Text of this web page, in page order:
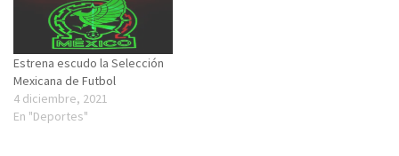
Estrena escudo la Selección
Mexicana de Futbol
4 diciembre, 2021
En "Deportes"